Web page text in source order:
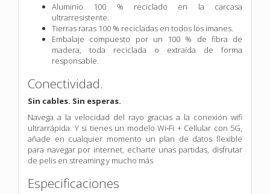
Aluminio 100 % reciclado en la carcasa
ultrarresistente.
Tierras raras 100 % recicladas en todos los imanes.
Embalaje compuesto por un 100 % de fibra de
madera, toda reciclada o extraída de forma
responsable.
Conectividad.
Sin cables. Sin esperas.
Navega a la velocidad del rayo gracias a la conexión wifi
ultrarrápida. Y si tienes un modelo Wi‑Fi + Cellular con 5G,
añade en cualquier momento un plan de datos flexible
para navegar por internet, echarte unas partidas, disfrutar
de pelis en streaming y mucho más
Especificaciones